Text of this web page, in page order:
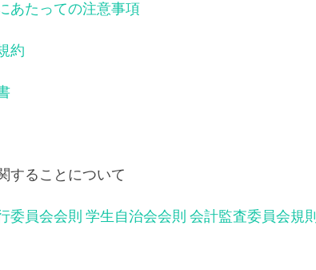
あたっての注意事項
約
することについて
委員会会則 学生自治会会則 会計監査委員会規則